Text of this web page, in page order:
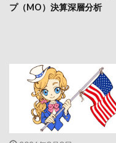
プ（MO）決算深層分析